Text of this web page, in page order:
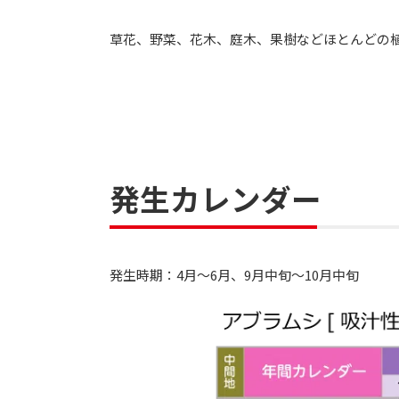
草花、野菜、花木、庭木、果樹などほとんどの
発生カレンダー
発生時期：4月～6月、9月中旬～10月中旬